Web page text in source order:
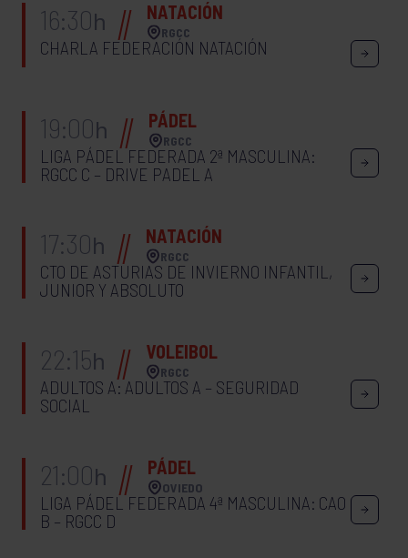
16:30h NATACIÓN
RGCC
CHARLA FEDERACIÓN NATACIÓN
19:00h PÁDEL
RGCC
LIGA PÁDEL FEDERADA 2ª MASCULINA:
RGCC C – DRIVE PADEL A
17:30h NATACIÓN
RGCC
CTO DE ASTURIAS DE INVIERNO INFANTIL,
JUNIOR Y ABSOLUTO
22:15h VOLEIBOL
RGCC
ADULTOS A: ADULTOS A – SEGURIDAD
SOCIAL
21:00h PÁDEL
OVIEDO
LIGA PÁDEL FEDERADA 4ª MASCULINA: CAO
B – RGCC D